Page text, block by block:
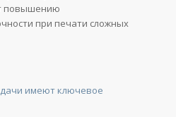
повышению
при печати сложных
имеют ключевое